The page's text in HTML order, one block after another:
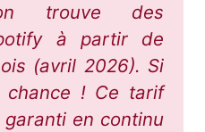
trouve des
à partir de
(avril 2026). Si
! Ce tarif
en continu